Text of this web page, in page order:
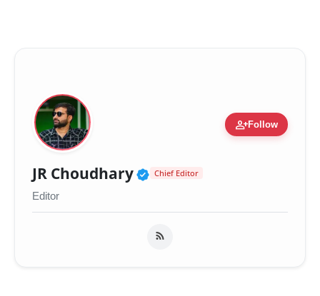
person_addFollow
JR Choudhary Verified Public Figure
Chief Editor
Editor